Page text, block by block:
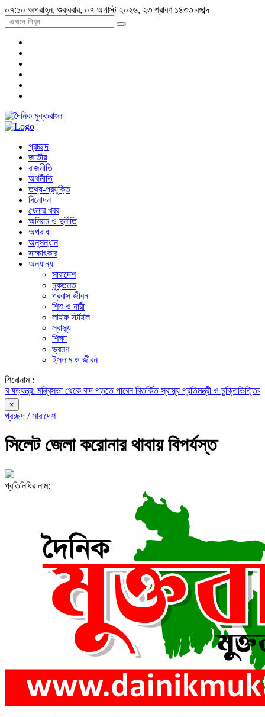
০৭:১০ অপরাহ্ন, শুক্রবার, ০৭ অগাস্ট ২০২৬, ২৩ শ্রাবণ ১৪৩৩ বঙ্গাব্দ
প্রচ্ছদ
জাতীয়
রাজনীতি
অর্থনীতি
তথ্য-প্রযুক্তি
বিনোদন
খেলার খবর
অনিয়ম ও দুর্নীতি
অপরাধ
অনুসন্ধান
সাক্ষাৎকার
অন্যান্য
সারাদেশ
মুক্তমত
প্রবাস জীবন
শিশু ও নারী
লাইফ স্টাইল
স্বাস্থ্য
শিক্ষা
ভ্রমণ
ইসলাম ও জীবন
শিরোনাম :
থেকে বাদ পড়তে পারেন বিতর্কিত স্বাস্থ্য প্রতিমন্ত্রী ও চুক্তিভিত্তিক সচিব!
×
প্রচ্ছদ / সারাদেশ
সিলেট জেলা করোনার থাবায় বিপর্যস্ত
প্রতিনিধির নাম: